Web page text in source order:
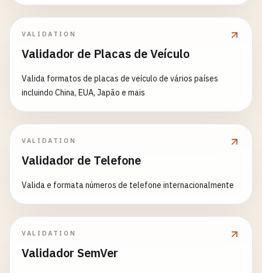
VALIDATION
Validador de Placas de Veículo
Valida formatos de placas de veículo de vários países
incluindo China, EUA, Japão e mais
VALIDATION
Validador de Telefone
Valida e formata números de telefone internacionalmente
VALIDATION
Validador SemVer